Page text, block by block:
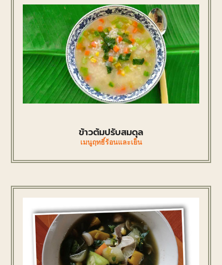
ข้าวต้มปรับสมดุล
เมนูฤทธิ์ร้อนและเย็น